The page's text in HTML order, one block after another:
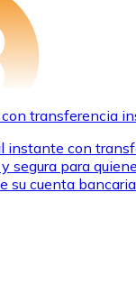
transferencia
instante con
segura para
su cuenta bancaria.